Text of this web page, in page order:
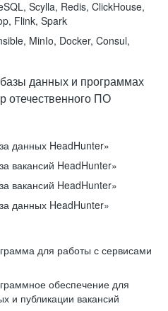
Scylla, Redis, ClickHouse,
Flink, Spark
MinIo, Docker, Consul,
данных и программах
отечественного ПО
данных HeadHunter»
вакансий HeadHunter»
вакансий HeadHunter»
данных HeadHunter»
для работы с сервисами
обеспечение для
и публикации вакансий